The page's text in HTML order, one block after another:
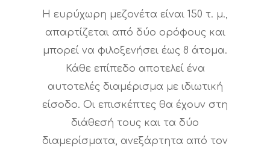
Η ευρύχωρη μεζονέτα είναι 150 τ. μ.,
απαρτίζεται από δύο ορόφους και
μπορεί να φιλοξενήσει έως 8 άτομα.
Κάθε επίπεδο αποτελεί ένα
αυτοτελές διαμέρισμα με ιδιωτική
είσοδο. Οι επισκέπτες θα έχουν στη
διάθεσή τους και τα δύο
διαμερίσματα, ανεξάρτητα από τον